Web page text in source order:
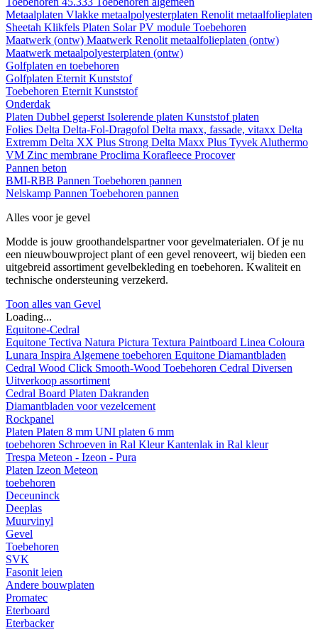
Metaalplaten Vlakke metaalpolyesterplaten Renolit metaalfolieplaten
Sheetah Klikfels Platen Solar PV module Toebehoren
Maatwerk (ontw) Maatwerk Renolit metaalfolieplaten (ontw)
Maatwerk metaalpolyesterplaten (ontw)
Golfplaten en toebehoren
Golfplaten Eternit Kunststof
Toebehoren Eternit Kunststof
Onderdak
Platen Dubbel geperst Isolerende platen Kunststof platen
Folies Delta Delta-Fol-Dragofol Delta maxx, fassade, vitaxx Delta
Extremm Delta XX Plus Strong Delta Maxx Plus Tyvek Aluthermo
VM Zinc membrane Proclima Korafleece Procover
Pannen beton
BMI-RBB Pannen Toebehoren pannen
Nelskamp Pannen Toebehoren pannen
Alles voor je gevel
Modde is jouw groothandelspartner voor gevelmaterialen. Of je nu
een nieuwbouwproject plant of een gevel renoveert, wij bieden een
uitgebreid assortiment gevelbekleding en toebehoren. Kwaliteit en
technische ondersteuning verzekerd.
Toon alles van Gevel
Loading...
Equitone-Cedral
Equitone Tectiva Natura Pictura Textura Paintboard Linea Coloura
Lunara Inspira Algemene toebehoren Equitone Diamantbladen
Cedral Wood Click Smooth-Wood Toebehoren Cedral Diversen
Uitverkoop assortiment
Cedral Board Platen Dakranden
Diamantbladen voor vezelcement
Rockpanel
Platen Platen 8 mm UNI platen 6 mm
toebehoren Schroeven in Ral KleurKantenlak in Ral kleur
Trespa Meteon - Izeon - Pura
Platen Izeon Meteon
toebehoren
Deceuninck
Deeplas
Muurvinyl
Gevel
Toebehoren
SVK
Fasonit leien
Andere bouwplaten
Promatec
Eterboard
Eterbacker